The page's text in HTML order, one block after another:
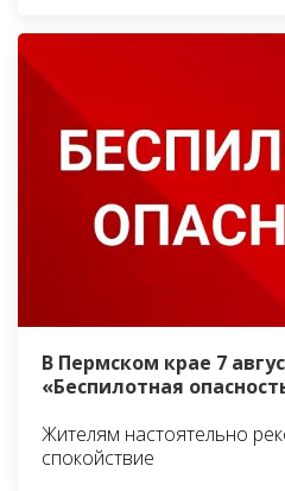
В Пермском крае 7
«Беспилотная
Жителям настоятельно
спокойствие